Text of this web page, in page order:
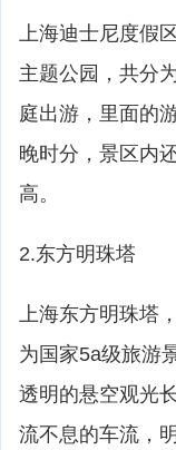
上海迪士尼度假
主题公园，共分
庭出游，里面的
晚时分，景区内
高。
2.东方明珠塔
上海东方明珠塔
为国家5a级旅游
透明的悬空观光
流不息的车流，